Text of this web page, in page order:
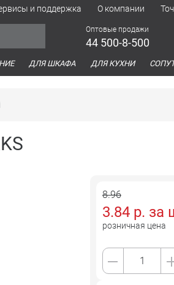
и поддержка О компании
Оптовые продажи
44 500-8-500
ДЛЯ ШКАФА ДЛЯ КУХНИ
8.96
3.84 р. за
розничная цена